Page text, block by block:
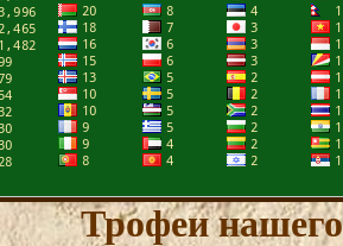
Трофеи